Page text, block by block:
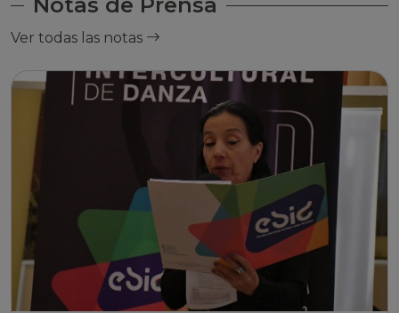
Ver todas las notas